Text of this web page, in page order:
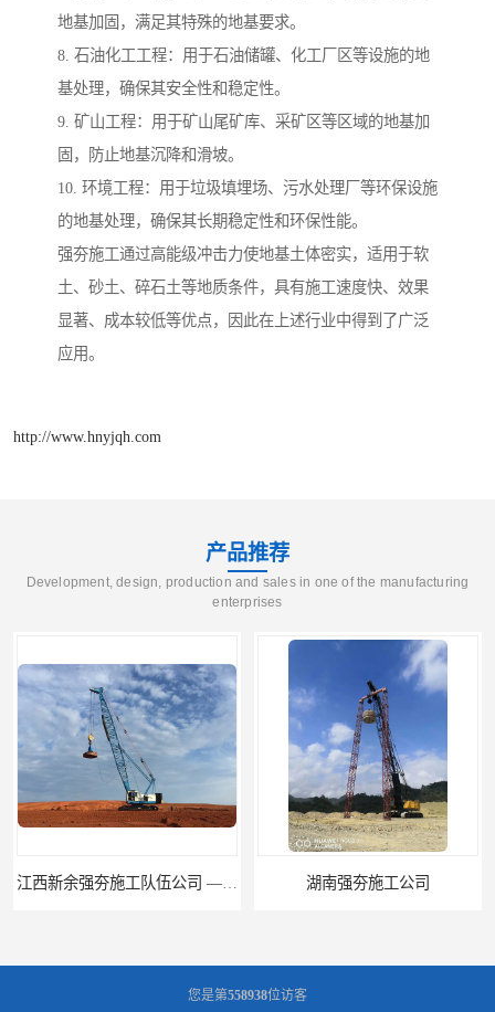
地基加固，满足其特殊的地基要求。
8. 石油化工工程：用于石油储罐、化工厂区等设施的地
基处理，确保其安全性和稳定性。
9. 矿山工程：用于矿山尾矿库、采矿区等区域的地基加
固，防止地基沉降和滑坡。
10. 环境工程：用于垃圾填埋场、污水处理厂等环保设施
的地基处理，确保其长期稳定性和环保性能。
强夯施工通过高能级冲击力使地基土体密实，适用于软
土、砂土、碎石土等地质条件，具有施工速度快、效果
显著、成本较低等优点，因此在上述行业中得到了广泛
应用。
http://www.hnyjqh.com
产品推荐
Development, design, production and sales in one of the manufacturing
enterprises
湖南强夯施工公司
您是第558938位访客